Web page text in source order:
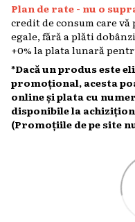
Plan de rate - nu o
credit de consum care
egale, fără a plăti
+0% la plata lunară
*Dacă un produs este
promoțional, acesta
online și plata cu
disponibile la
(Promoțiile de pe site